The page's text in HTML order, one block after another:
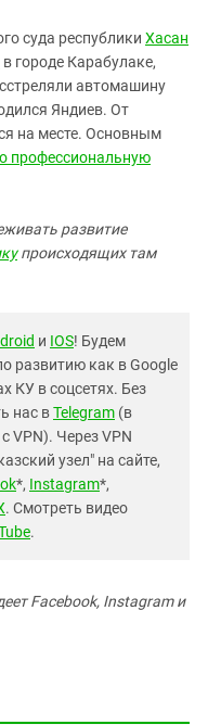
суда республики Хасан
в городе Карабулаке,
автомашину
Яндиев. От
на месте. Основным
профессиональную
развитие
происходящих там
и IOS! Будем
развитию как в Google
КУ в соцсетях. Без
нас вTelegram (в
VPN). Через VPN
узел" на сайте,
*, Instagram*,
. Смотреть видео
.
Facebook, Instagram и